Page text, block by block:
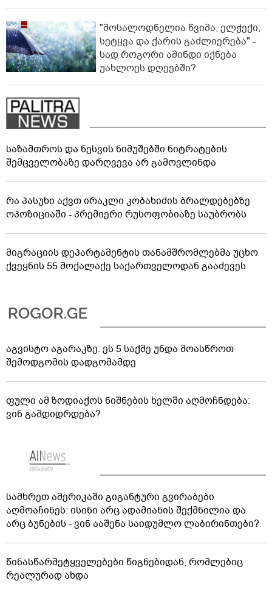
"მოსალოდნელია წვიმა, ელჭექი,
სეტყვა და ქარის გაძლიერება" -
სად როგორი ამინდი იქნება
უახლოეს დღეებში?
საზამთროს და ნესვის ნიმუშებში ნიტრატების
შემცველობაზე დარღვევა არ გამოვლინდა
რა პასუხი აქვთ ირაკლი კობახიძის ბრალდებებზე
ოპოზიციაში - პრემიერი რუსოფობიაზე საუბრობს
მიგრაციის დეპარტამენტის თანამშრომლებმა უცხო
ქვეყნის 55 მოქალაქე საქართველოდან გააძევეს
აგვისტო აგარაკზე: ეს 5 საქმე უნდა მოასწროთ
შემოდგომის დადგომამდე
ფული ამ ზოდიაქოს ნიშნების ხელში აღმოჩნდება:
ვინ გამდიდრდება?
სამხრეთ ამერიკაში გიგანტური გვირაბები
აღმოაჩინეს: ისინი არც ადამიანის შექმნილია და
არც ბუნების - ვინ ააშენა საიდუმლო ლაბირინთები?
წინასწარმეტყველებები წიგნებიდან, რომლებიც
რეალურად ახდა